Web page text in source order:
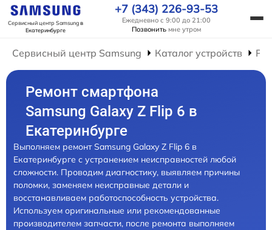
Сервисный центр Samsungв
Екатеринбурге
+7 (343) 226-93-53
Ежедневно с 9:00 до 21:00
Позвонить мне утром
Сервисный центр Samsung Каталог устройств
Ремонт смартфона
Samsung Galaxy Z Flip 6 в
Екатеринбурге
Выполняем ремонт Samsung Galaxy Z Flip 6 в
Екатеринбурге с устранением неисправностей любой
сложности. Проводим диагностику, выявляем причины
поломки, заменяем неисправные детали и
восстанавливаем работоспособность устройства.
Используем оригинальные или рекомендованные
производителем запчасти, после ремонта выполняем